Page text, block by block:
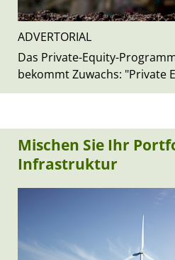
ADVERTORIAL
Das Private-Equity-
bekommt Zuwachs: "Private
Mischen Sie Ihr
Infrastruktur